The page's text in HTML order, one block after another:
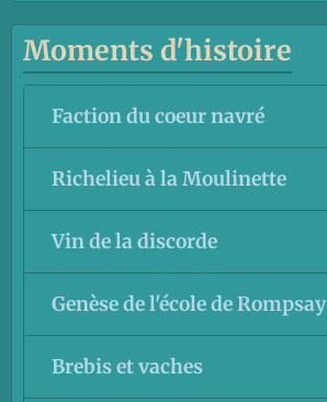
Moments d'histoire
Faction du coeur navré
Richelieu à la Moulinette
Vin de la discorde
Genèse de l'école de Rompsay
Brebis et vaches